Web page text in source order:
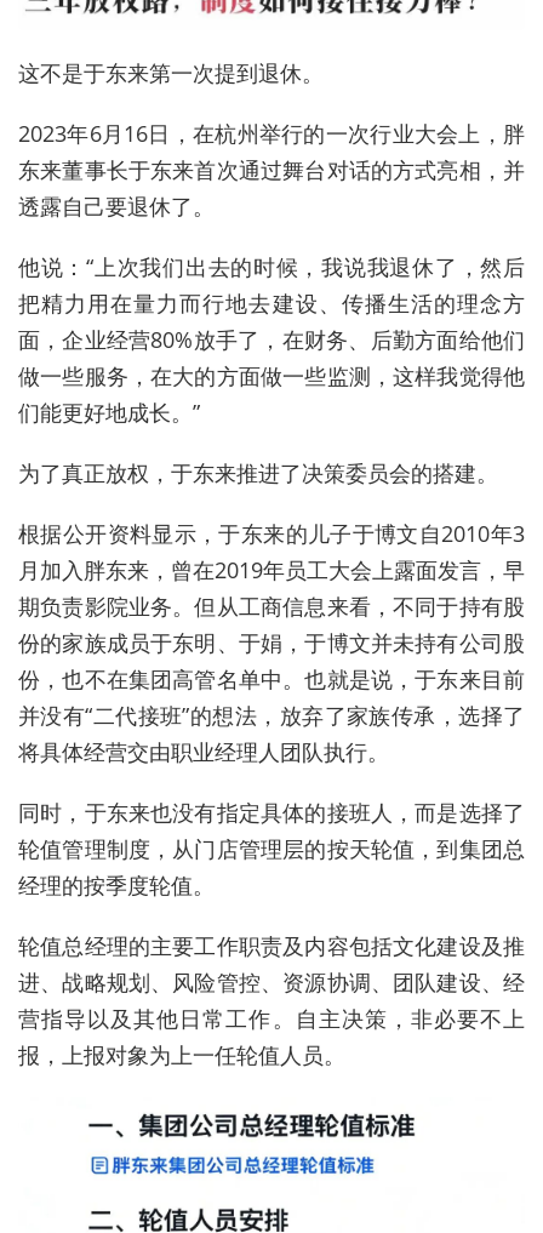
这不是于东来第一次提到退休。
2023年6月16日，在杭州举行的一次行业大会上，胖
东来董事长于东来首次通过舞台对话的方式亮相，并
透露自己要退休了。
他说：“上次我们出去的时候，我说我退休了，然后
把精力用在量力而行地去建设、传播生活的理念方
面，企业经营80%放手了，在财务、后勤方面给他们
做一些服务，在大的方面做一些监测，这样我觉得他
们能更好地成长。”
为了真正放权，于东来推进了决策委员会的搭建。
根据公开资料显示，于东来的儿子于博文自2010年3
月加入胖东来，曾在2019年员工大会上露面发言，早
期负责影院业务。但从工商信息来看，不同于持有股
份的家族成员于东明、于娟，于博文并未持有公司股
份，也不在集团高管名单中。也就是说，于东来目前
并没有“二代接班”的想法，放弃了家族传承，选择了
将具体经营交由职业经理人团队执行。
同时，于东来也没有指定具体的接班人，而是选择了
轮值管理制度，从门店管理层的按天轮值，到集团总
经理的按季度轮值。
轮值总经理的主要工作职责及内容包括文化建设及推
进、战略规划、风险管控、资源协调、团队建设、经
营指导以及其他日常工作。自主决策，非必要不上
报，上报对象为上一任轮值人员。